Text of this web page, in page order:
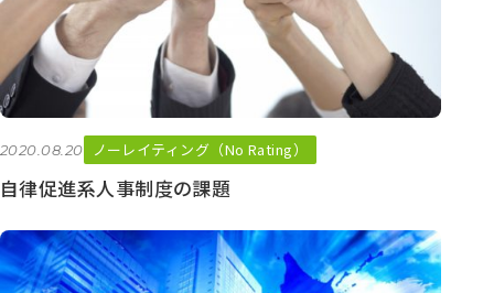
2020.08.20 ノーレイティング（No Rating）
自律促進系人事制度の課題